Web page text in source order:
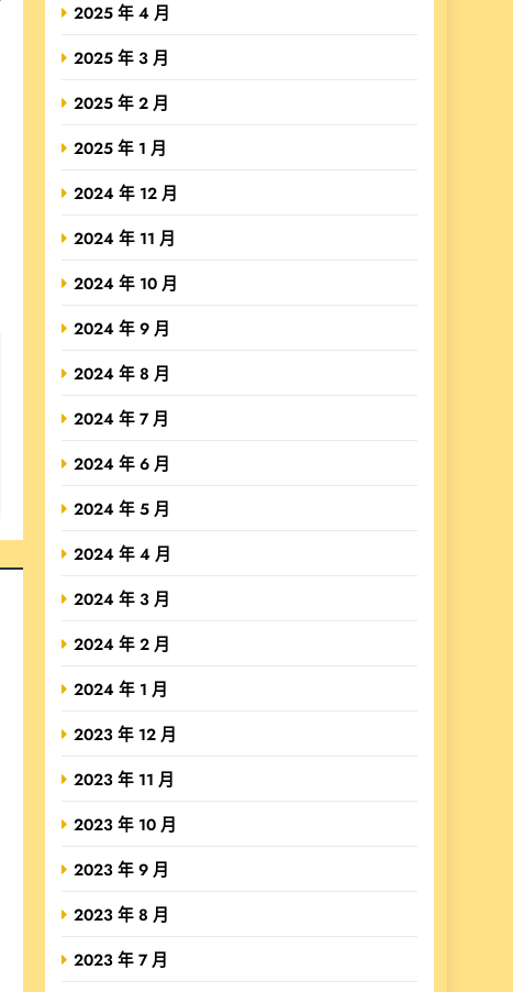
2025 年 4 月
2025 年 3 月
2025 年 2 月
2025 年 1 月
2024 年 12 月
2024 年 11 月
2024 年 10 月
2024 年 9 月
2024 年 8 月
2024 年 7 月
2024 年 6 月
2024 年 5 月
2024 年 4 月
2024 年 3 月
2024 年 2 月
2024 年 1 月
2023 年 12 月
2023 年 11 月
2023 年 10 月
2023 年 9 月
2023 年 8 月
2023 年 7 月